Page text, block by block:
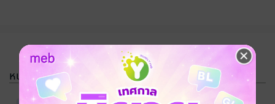
หนังสือรวมชุด